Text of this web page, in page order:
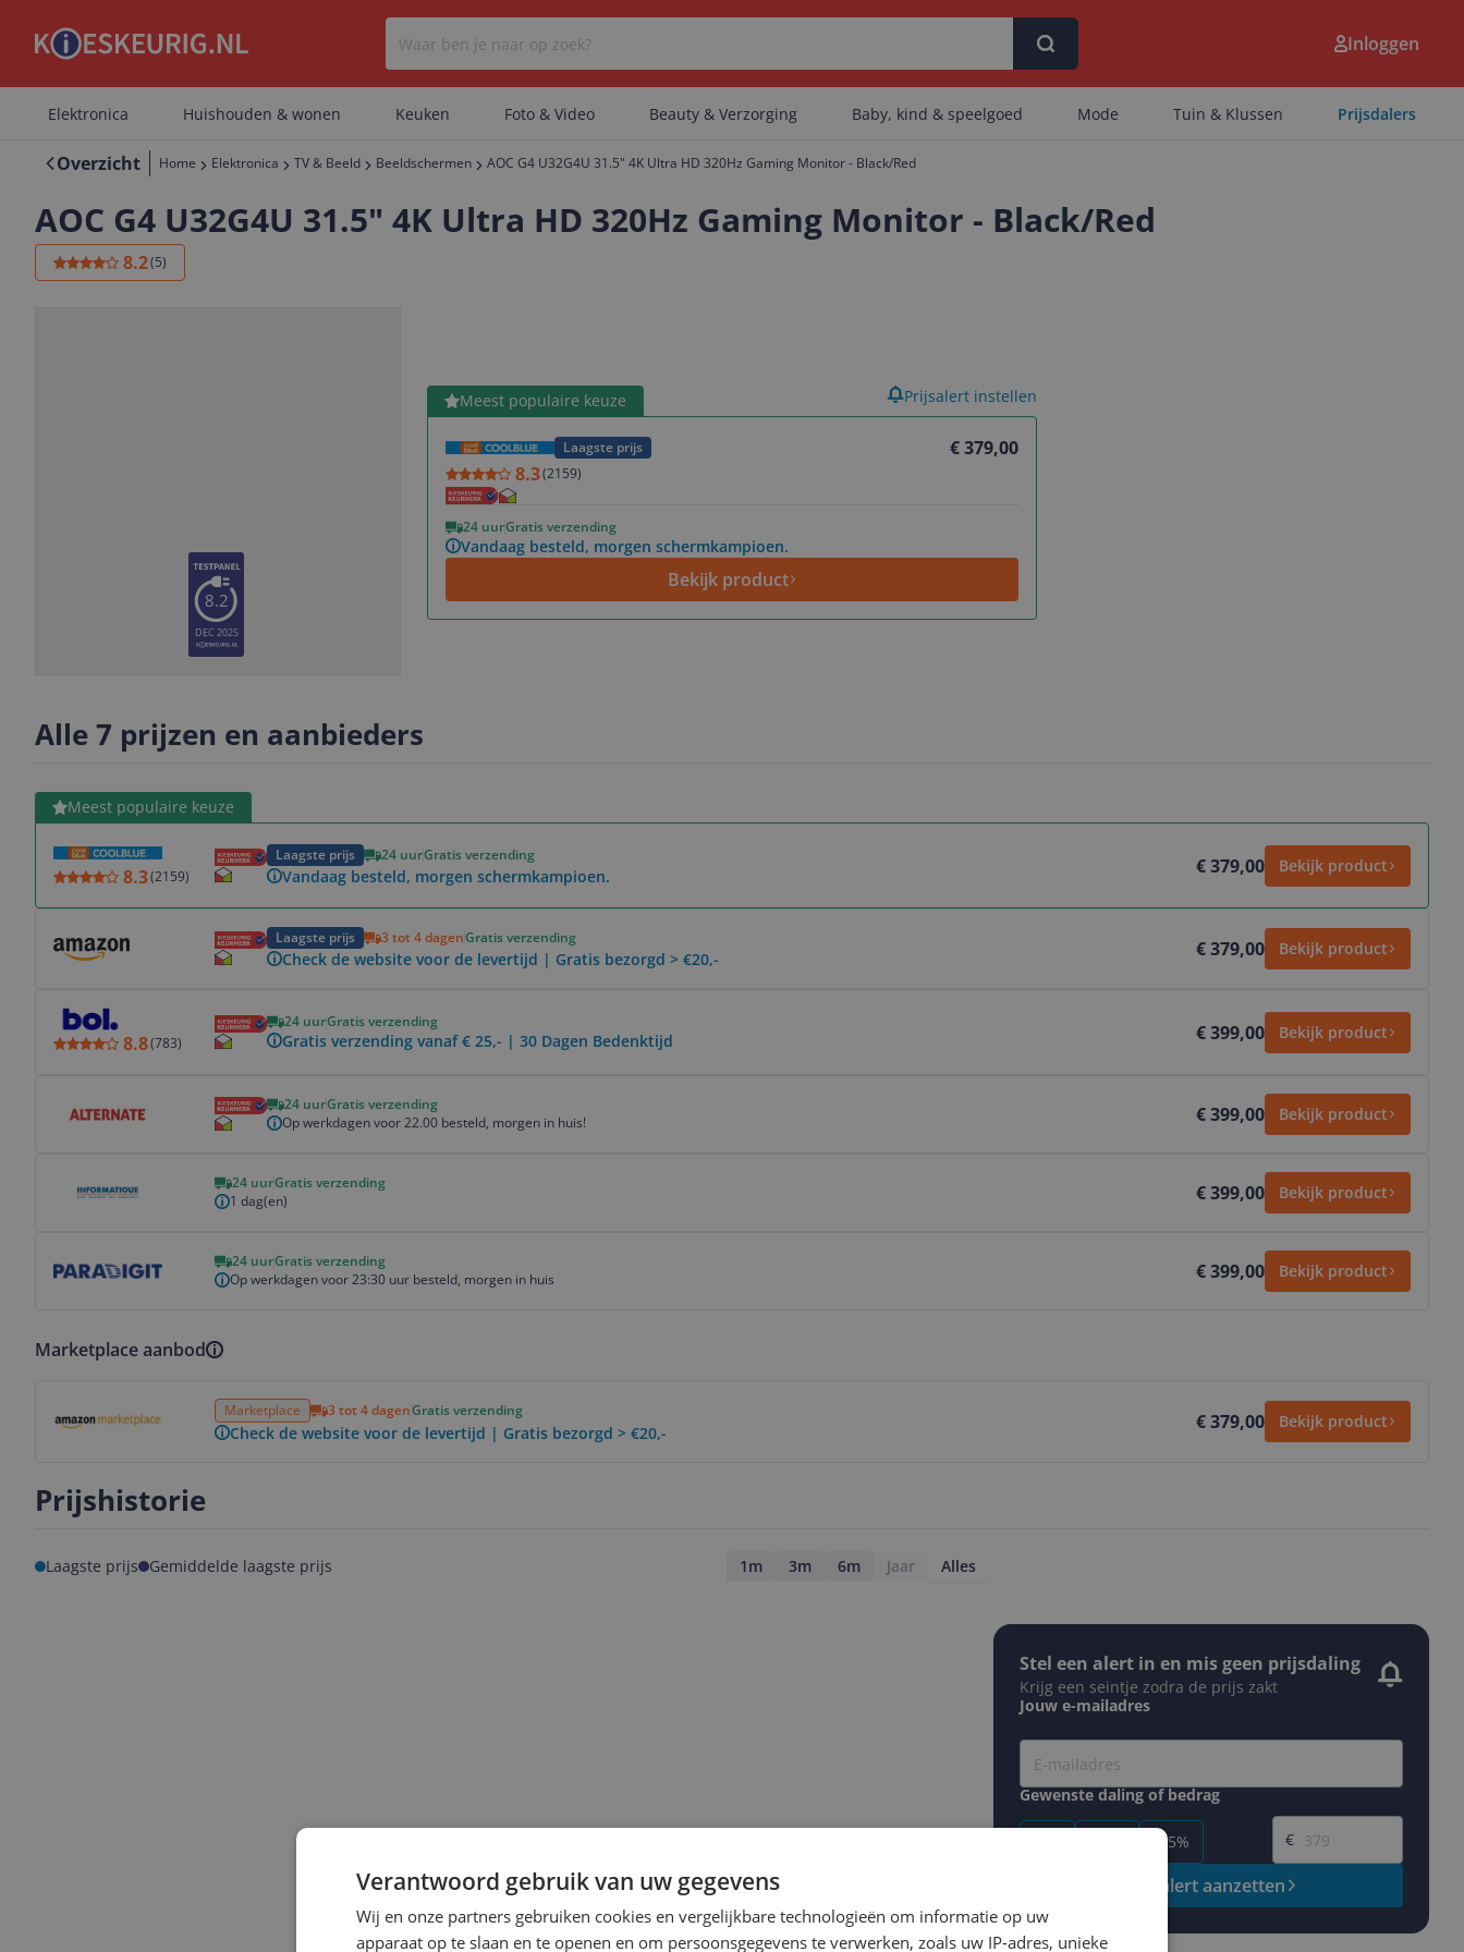
Er zijn geen categorieën gevonden.
Inloggen
Elektronica Huishouden & wonen Keuken Foto & Video Beauty & Verzorging Baby, kind & speelgoed Mode Tuin & Klussen Prijsdalers
Overzicht Home Elektronica TV & Beeld Beeldschermen AOC G4 U32G4U 31.5" 4K Ultra HD 320Hz Gaming Monitor - Black/Red
AOC G4 U32G4U 31.5" 4K Ultra HD 320Hz Gaming Monitor - Black/Red
8.2(5)
8.2
DEC 2025
Meest populaire keuze
Laagste prijs
€ 379,00
8.3(2159)
24 uurGratis verzending
Vandaag besteld, morgen schermkampioen.
Bekijk product
Bekijk product Prijsalert instellen
Alle 7 prijzen en aanbieders
Meest populaire keuze
8.3(2159)
Laagste prijs 24 uurGratis verzending
Vandaag besteld, morgen schermkampioen. € 379,00 Bekijk product
Bekijk product
Laagste prijs 3 tot 4 dagenGratis verzending
Check de website voor de levertijd | Gratis bezorgd > €20,- € 379,00 Bekijk product
8.8(783)
24 uurGratis verzending
Gratis verzending vanaf € 25,- | 30 Dagen Bedenktijd € 399,00 Bekijk product
24 uurGratis verzending
Op werkdagen voor 22.00 besteld, morgen in huis!
€ 399,00 Bekijk product
24 uurGratis verzending
1 dag(en)
€ 399,00 Bekijk product
24 uurGratis verzending
Op werkdagen voor 23:30 uur besteld, morgen in huis
€ 399,00 Bekijk product
Marketplace aanbod
Marketplace 3 tot 4 dagenGratis verzending
Check de website voor de levertijd | Gratis bezorgd > €20,- € 379,00 Bekijk product
Prijshistorie
Laagste prijs Gemiddelde laagste prijs 1m 3m 6m Jaar Alles
Stel een alert in en mis geen prijsdaling
Krijg een seintje zodra de prijs zakt
Jouw e-mailadres
Gewenste daling of bedrag
-15%
Gewenste prijs
€
Prijsalert aanzetten
Verantwoord gebruik van uw gegevens
Wij en onze partners gebruiken cookies en vergelijkbare technologieën om informatie op uw
apparaat op te slaan en te openen en om persoonsgegevens te verwerken, zoals uw IP-adres, unieke